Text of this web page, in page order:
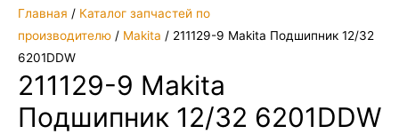
Главная / Каталог запчастей по
производителю / Makita / 211129-9 Makita Подшипник 12/32
6201DDW
211129-9 Makita
Подшипник 12/32 6201DDW